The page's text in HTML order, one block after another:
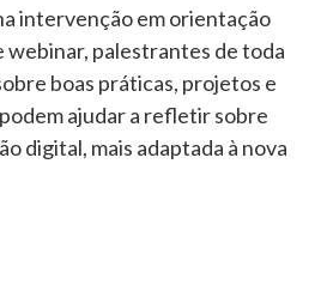
intervenção em orientação
webinar, palestrantes de toda
boas práticas, projetos e
ajudar a refletir sobre
digital, mais adaptada à nova